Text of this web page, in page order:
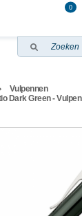
0
Vulpennen
Dark Green - Vulpen